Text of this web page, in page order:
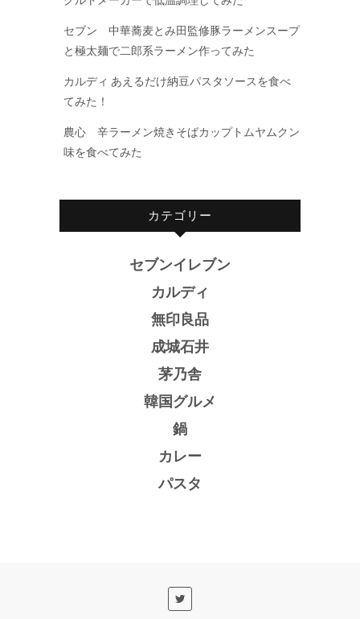
セブン 中華蕎麦とみ田監修豚ラーメンスープ
と極太麺で二郎系ラーメン作ってみた
カルディ あえるだけ納豆パスタソースを食べ
てみた！
農心 辛ラーメン焼きそばカップトムヤムクン
味を食べてみた
カテゴリー
セブンイレブン
カルディ
無印良品
成城石井
茅乃舎
韓国グルメ
鍋
カレー
パスタ